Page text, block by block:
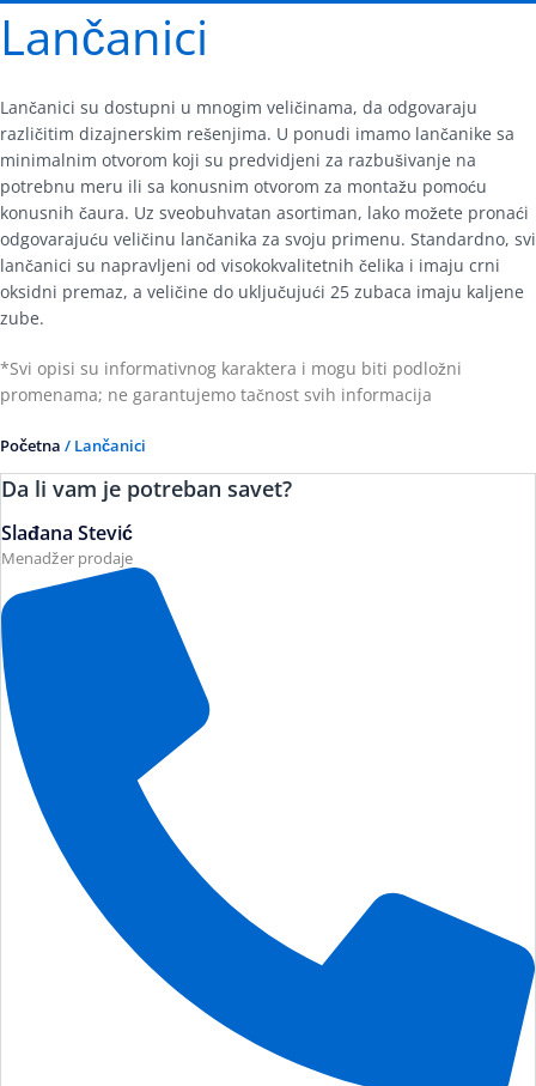
Lančanici
Lančanici su dostupni u mnogim veličinama, da odgovaraju
različitim dizajnerskim rešenjima. U ponudi imamo lančanike sa
minimalnim otvorom koji su predvidjeni za razbušivanje na
potrebnu meru ili sa konusnim otvorom za montažu pomoću
konusnih čaura. Uz sveobuhvatan asortiman, lako možete pronaći
odgovarajuću veličinu lančanika za svoju primenu. Standardno, svi
lančanici su napravljeni od visokokvalitetnih čelika i imaju crni
oksidni premaz, a veličine do uključujući 25 zubaca imaju kaljene
zube.
*Svi opisi su informativnog karaktera i mogu biti podložni
promenama; ne garantujemo tačnost svih informacija
Početna / Lančanici
Da li vam je potreban savet?
Slađana Stević
Menadžer prodaje